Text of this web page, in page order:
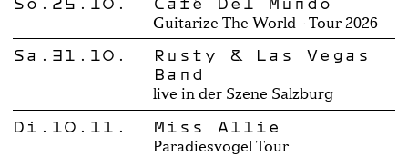
Guitarize The World - Tour 2026
Sa.31.10.
Rusty & Las Vegas
Band
live in der Szene Salzburg
Di.10.11. Miss Allie
Paradiesvogel Tour